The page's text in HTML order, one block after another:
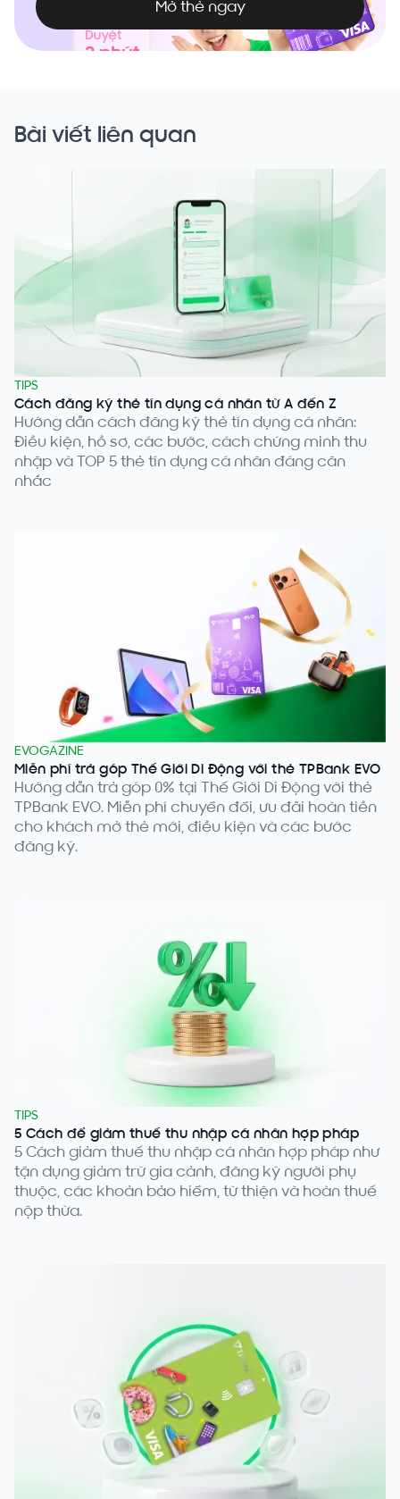
Mở thẻ ngay
Bài viết liên quan
TIPS
Cách đăng ký thẻ tín dụng cá nhân từ A đến Z
Hướng dẫn cách đăng ký thẻ tín dụng cá nhân:
Điều kiện, hồ sơ, các bước, cách chứng minh thu
nhập và TOP 5 thẻ tín dụng cá nhân đáng cân
nhắc
EVOGAZINE
Miễn phí trả góp Thế Giới Di Động với thẻ TPBank EVO
Hướng dẫn trả góp 0% tại Thế Giới Di Động với thẻ
TPBank EVO. Miễn phí chuyển đổi, ưu đãi hoàn tiền
cho khách mở thẻ mới, điều kiện và các bước
đăng ký.
TIPS
5 Cách để giảm thuế thu nhập cá nhân hợp pháp
5 Cách giảm thuế thu nhập cá nhân hợp pháp như
tận dụng giảm trừ gia cảnh, đăng ký người phụ
thuộc, các khoản bảo hiểm, từ thiện và hoàn thuế
nộp thừa.